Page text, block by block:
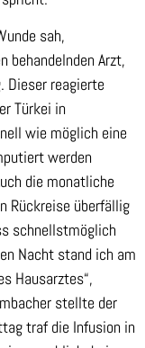
sah,
behandelnden Arzt,
Dieser reagierte
Türkei in
wie möglich eine
werden
die monatliche
Rückreise überfällig
schnellstmöglich
Nacht stand ich am
Hausarztes“,
stellte der
traf die Infusion in